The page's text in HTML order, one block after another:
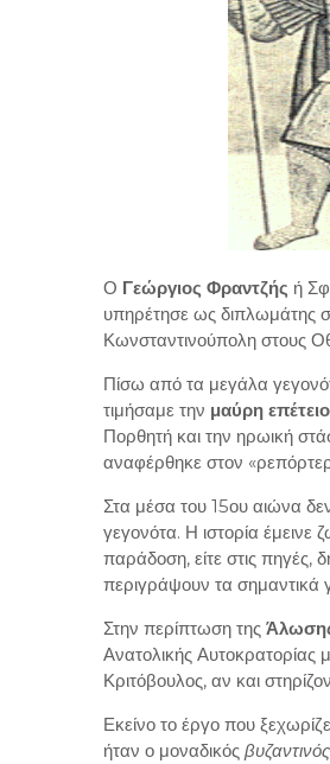
Ο Γεώργιος Φραντζής ή
υπηρέτησε ως διπλωμάτης
Κωνσταντινούπολη στους
Πίσω από τα μεγάλα
τιμήσαμε την μαύρη
Πορθητή και την ηρωική
αναφέρθηκε στον
Στα μέσα του 15ου αιώνα
γεγονότα. Η ιστορία έμεινε
παράδοση, είτε στις πηγές,
περιγράψουν τα σημαντικά
Στην περίπτωση της
Ανατολικής Αυτοκρατορίας
Κριτόβουλος, αν και
Εκείνο το έργο που
ήταν ο μοναδικός